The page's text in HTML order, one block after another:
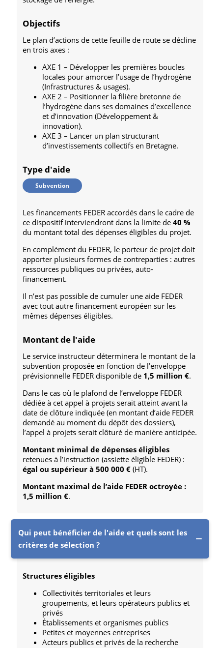
Objectifs
Le plan d’actions de cette feuille de route se décline
en trois axes :
AXE 1 – Développer les premières boucles
locales pour amorcer l’usage de l’hydrogène
(Infrastructures & usages).
AXE 2 – Positionner la filière bretonne de
l’hydrogène dans ses domaines d’excellence
et d’innovation (Développement &
innovation).
AXE 3 – Lancer un plan structurant
d’investissements collectifs en Bretagne.
Type d'aide
Subvention
Les financements FEDER accordés dans le cadre de
ce dispositif interviendront dans la limite de40 %
du montant total des dépenses éligibles du projet.
En complément du FEDER, le porteur de projet doit
apporter plusieurs formes de contreparties : autres
ressources publiques ou privées, auto-
financement.
Il n’est pas possible de cumuler une aide FEDER
avec tout autre financement européen sur les
mêmes dépenses éligibles.
Montant de l'aide
Le service instructeur déterminera le montant de la
subvention proposée en fonction de l’enveloppe
prévisionnelle FEDER disponible de 1,5 million €.
Dans le cas où le plafond de l’enveloppe FEDER
dédiée à cet appel à projets serait atteint avant la
date de clôture indiquée (en montant d’aide FEDER
demandé au moment du dépôt des dossiers),
l’appel à projets serait clôturé de manière anticipée.
Montant minimal de dépenses éligibles
retenues à l’instruction (assiette éligible FEDER) :
égal ou supérieur à 500 000 €(HT).
Montant maximal de l’aide FEDER octroyée :
1,5 million €.
Qui peut bénéficier de l'aide et quels sont les
critères de sélection ?
Structures éligibles
Collectivités territoriales et leurs
groupements, et leurs opérateurs publics et
privés
Établissements et organismes publics
Petites et moyennes entreprises
Acteurs publics et privés de la recherche